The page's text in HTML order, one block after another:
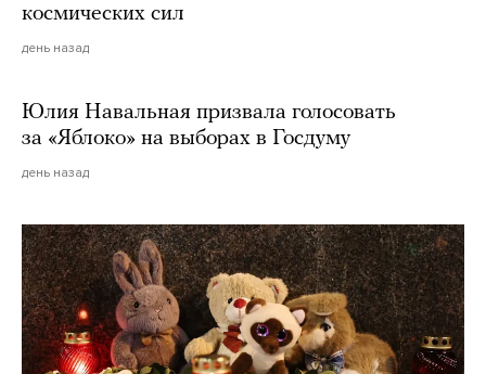
космических сил
день назад
Юлия Навальная призвала голосовать
за «Яблоко» на выборах в Госдуму
день назад